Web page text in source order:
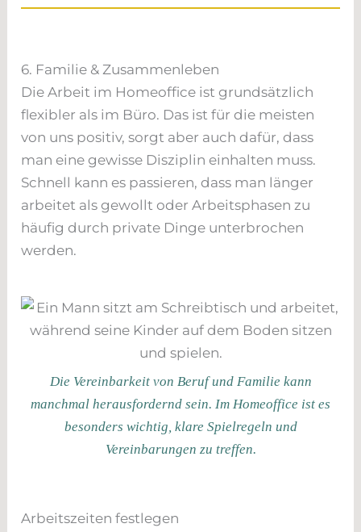
6. Familie & Zusammenleben
Die Arbeit im Homeoffice ist grundsätzlich
flexibler als im Büro. Das ist für die meisten
von uns positiv, sorgt aber auch dafür, dass
man eine gewisse Disziplin einhalten muss.
Schnell kann es passieren, dass man länger
arbeitet als gewollt oder Arbeitsphasen zu
häufig durch private Dinge unterbrochen
werden.
Die Vereinbarkeit von Beruf und Familie kann
manchmal herausfordernd sein. Im Homeoffice ist es
besonders wichtig, klare Spielregeln und
Vereinbarungen zu treffen.
Arbeitszeiten festlegen